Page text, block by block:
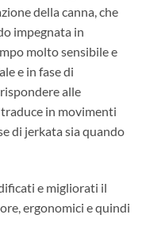
della canna, che
impegnata in
molto sensibile e
e in fase di
alle
in movimenti
di jerkata sia quando
e migliorati il
ergonomici e quindi